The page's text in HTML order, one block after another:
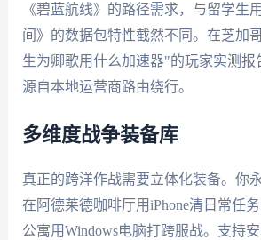
《碧蓝航线》的路径需求，与留学生
间》的数据包特性截然不同。在芝加
生为卿歌用什么加速器"的玩家实测报
源自本地运营商路由绕行。
多维度战争装备库
真正的跨洋作战需要立体化装备。你
在阿德莱德咖啡厅用iPhone清日常任
公寓用Windows电脑打跨服战。支持安